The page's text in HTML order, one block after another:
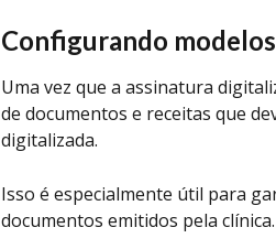
Configurando
Uma vez que a assinatura
de documentos e receitas que
digitalizada.
Isso é especialmente útil para
documentos emitidos pela